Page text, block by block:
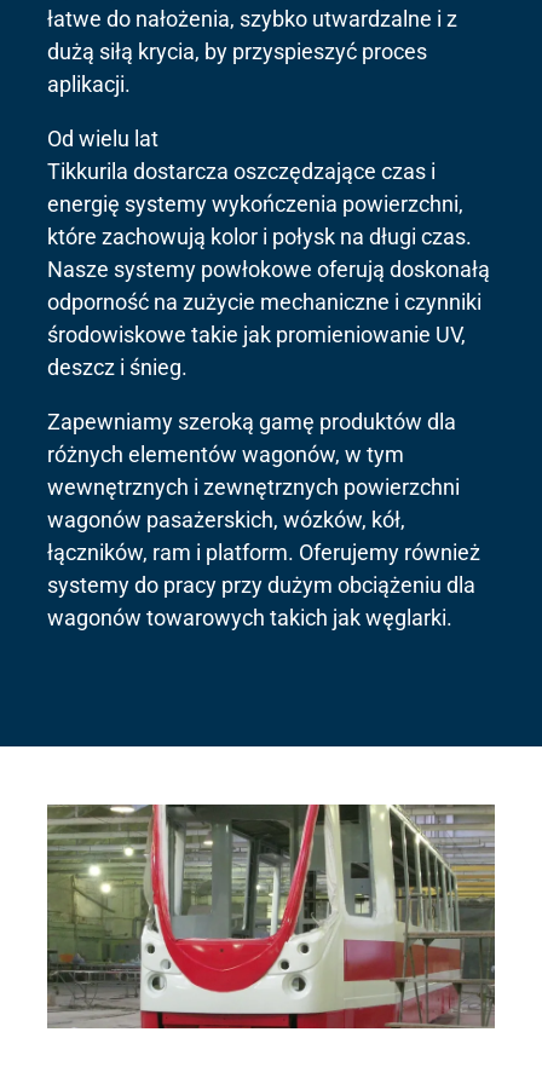
łatwe do nałożenia, szybko utwardzalne i z
dużą siłą krycia, by przyspieszyć proces
aplikacji.
Od wielu lat
Tikkurila dostarcza oszczędzające czas i
energię systemy wykończenia powierzchni,
które zachowują kolor i połysk na długi czas.
Nasze systemy powłokowe oferują doskonałą
odporność na zużycie mechaniczne i czynniki
środowiskowe takie jak promieniowanie UV,
deszcz i śnieg.
Zapewniamy szeroką gamę produktów dla
różnych elementów wagonów, w tym
wewnętrznych i zewnętrznych powierzchni
wagonów pasażerskich, wózków, kół,
łączników, ram i platform. Oferujemy również
systemy do pracy przy dużym obciążeniu dla
wagonów towarowych takich jak węglarki.